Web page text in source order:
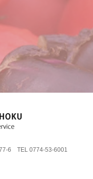
6 TEL 0774-53-6001